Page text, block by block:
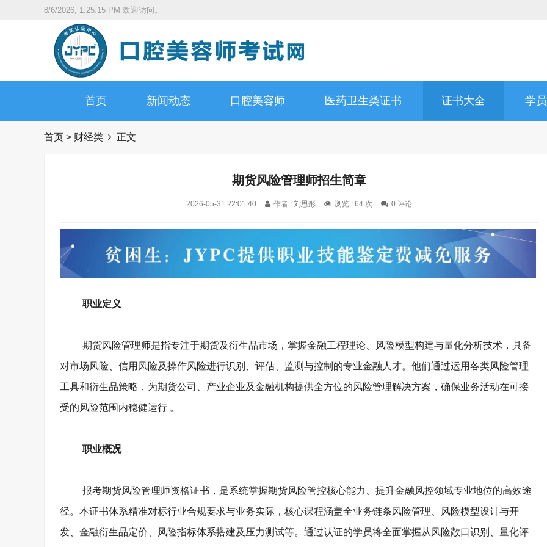
8/6/2026, 1:25:16 PM 欢迎访问。
首页 新闻动态 口腔美容师 医药卫生类证书 证书大全 学
首页 > 财经类 正文
期货风险管理师招生简章
2026-05-31 22:01:40 作者 : 刘思彤 浏览 : 64 次 0 评论
职业定义
期货风险管理师是指专注于期货及衍生品市场，掌握金融工程理论、风险模型构建与量化分析技术，具备
对市场风险、信用风险及操作风险进行识别、评估、监测与控制的专业金融人才。他们通过运用各类风险管理
工具和衍生品策略，为期货公司、产业企业及金融机构提供全方位的风险管理解决方案，确保业务活动在可接
受的风险范围内稳健运行 。
职业概况
报考期货风险管理师资格证书，是系统掌握期货风险管控核心能力、提升金融风控领域专业地位的高效途
径。本证书体系精准对标行业合规要求与业务实际，核心课程涵盖全业务链条风险管理、风险模型设计与开
发、金融衍生品定价、风险指标体系搭建及压力测试等。通过认证的学员将全面掌握从风险敞口识别、量化评